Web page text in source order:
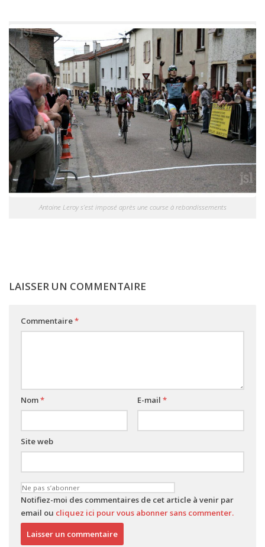
Antoine Leroy s’est imposé après une course à rebondissements
LAISSER UN COMMENTAIRE
Commentaire*
Nom* E-mail *
Site web
Notifiez-moi des commentaires de cet article à venir par
email ou cliquez ici pour vous abonner sans commenter.